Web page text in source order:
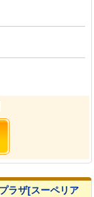
ラザ[スーペリア